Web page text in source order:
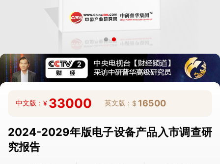
中文版： ¥ 33000 英文版： $ 16500
2024-2029年版电子设备产品入市调查研
究报告
多元化、高学历的实战型精英团队
微信扫一扫，立即订购报告